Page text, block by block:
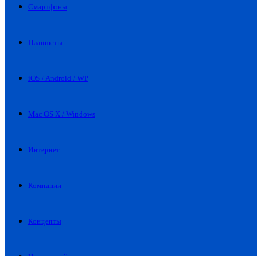
Смартфоны
Планшеты
iOS / Android / WP
Mac OS X / Windows
Интернет
Компании
Концепты